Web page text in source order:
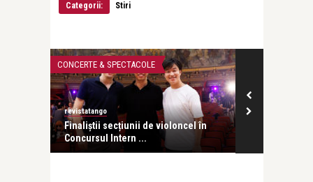
Categorii: Stiri
CONCERTE & SPECTACOLE
revistatango
Finaliștii secțiunii de violoncel în
Concursul Intern ...